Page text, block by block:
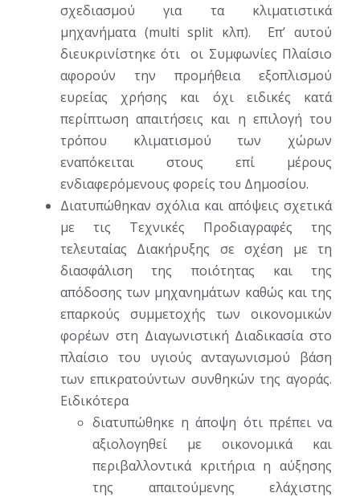
σχεδιασμού για τα κλιματιστικά
μηχανήματα (multi split κλπ). Επ’ αυτού
διευκρινίστηκε ότι οι Συμφωνίες Πλαίσιο
αφορούν την προμήθεια εξοπλισμού
ευρείας χρήσης και όχι ειδικές κατά
περίπτωση απαιτήσεις και η επιλογή του
τρόπου κλιματισμού των χώρων
εναπόκειται στους επί μέρους
ενδιαφερόμενους φορείς του Δημοσίου.
Διατυπώθηκαν σχόλια και απόψεις σχετικά
με τις Τεχνικές Προδιαγραφές της
τελευταίας Διακήρυξης σε σχέση με τη
διασφάλιση της ποιότητας και της
απόδοσης των μηχανημάτων καθώς και της
επαρκούς συμμετοχής των οικονομικών
φορέων στη Διαγωνιστική Διαδικασία στο
πλαίσιο του υγιούς ανταγωνισμού βάση
των επικρατούντων συνθηκών της αγοράς.
Ειδικότερα
διατυπώθηκε η άποψη ότι πρέπει να
αξιολογηθεί με οικονομικά και
περιβαλλοντικά κριτήρια η αύξησης
της απαιτούμενης ελάχιστης